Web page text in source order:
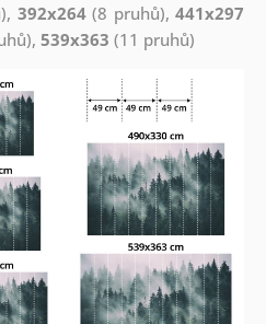
392x264(8 pruhů),441x297
539x363 (11 pruhů)